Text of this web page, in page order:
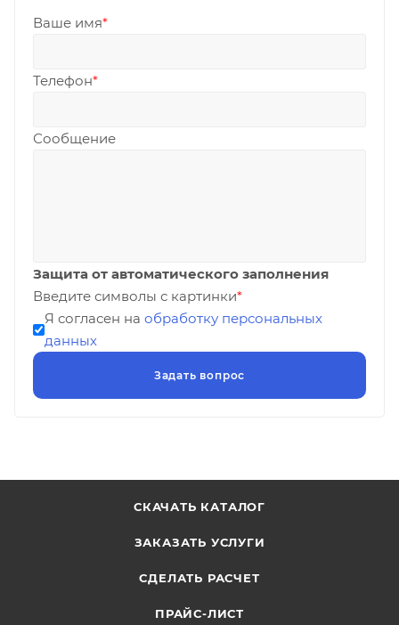
Ваше имя*
Телефон*
Сообщение
Защита от автоматического заполнения
Введите символы с картинки*
Я согласен на обработку персональных
данных
СКАЧАТЬ КАТАЛОГ
ЗАКАЗАТЬ УСЛУГИ
СДЕЛАТЬ РАСЧЕТ
ПРАЙС-ЛИСТ